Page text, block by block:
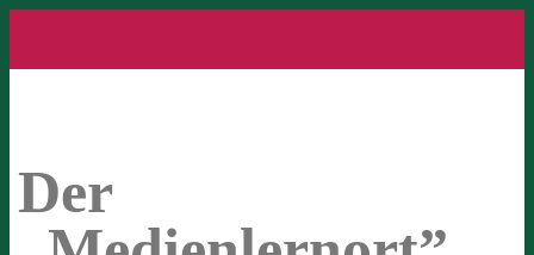
Der